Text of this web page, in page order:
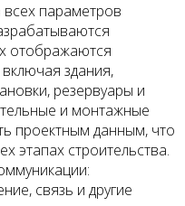
параметров
отображаются
здания,
резервуары и
и монтажные
проектным данным, что
этапах строительства.
связь и другие